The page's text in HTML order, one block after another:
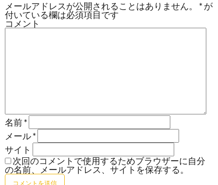
メールアドレスが公開されることはありません。
* が
付いている欄は必須項目です
コメント
名前*
メール*
サイト
次回のコメントで使用するためブラウザーに自分
の名前、メールアドレス、サイトを保存する。